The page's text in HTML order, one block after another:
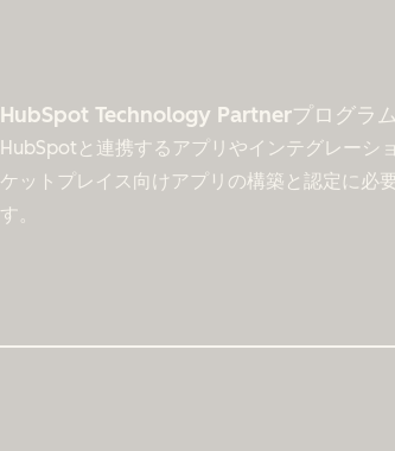
HubSpot Technology Partnerプログラ
HubSpotと連携するアプリやインテグレーシ
ケットプレイス向けアプリの構築と認定に必
す。